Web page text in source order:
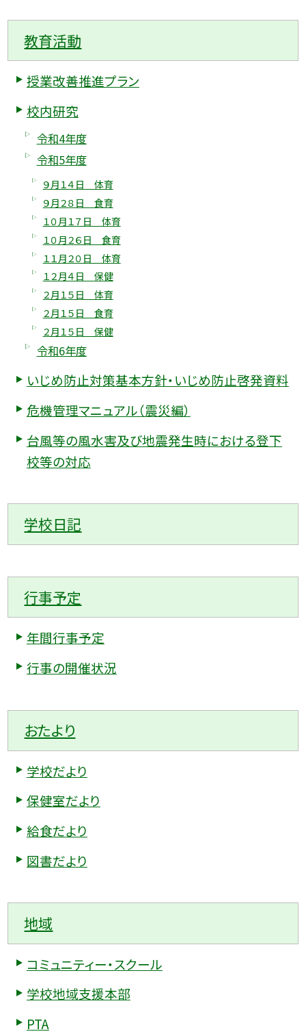
教育活動
授業改善推進プラン
校内研究
令和4年度
令和5年度
９月１４日 体育
９月２８日 食育
１０月１７日 体育
１０月２６日 食育
１１月２０日 体育
１２月４日 保健
２月１５日 体育
２月１５日 食育
２月１５日 保健
令和6年度
いじめ防止対策基本方針・いじめ防止啓発資料
危機管理マニュアル（震災編）
台風等の風水害及び地震発生時における登下
校等の対応
学校日記
行事予定
年間行事予定
行事の開催状況
おたより
学校だより
保健室だより
給食だより
図書だより
地域
コミュニティー・スクール
学校地域支援本部
PTA